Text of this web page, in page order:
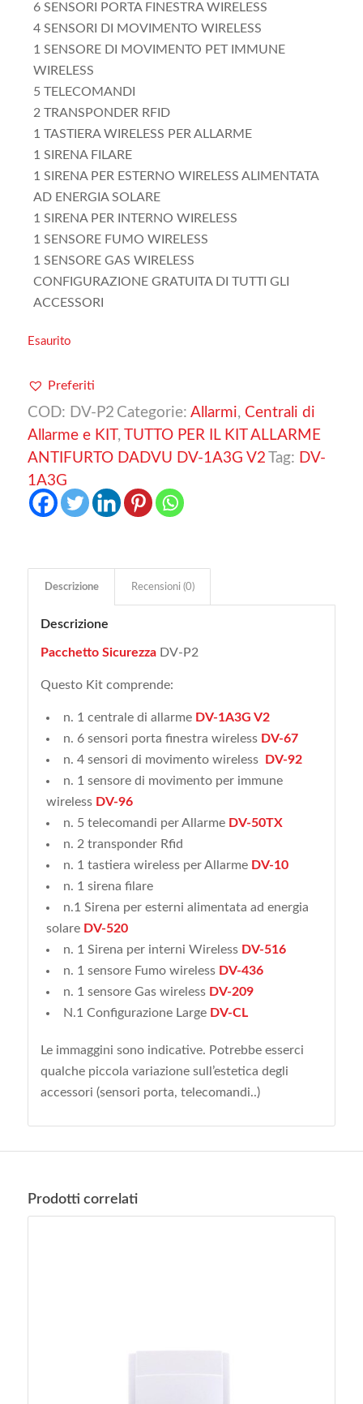
6 SENSORI PORTA FINESTRA WIRELESS
4 SENSORI DI MOVIMENTO WIRELESS
1 SENSORE DI MOVIMENTO PET IMMUNE
WIRELESS
5 TELECOMANDI
2 TRANSPONDER RFID
1 TASTIERA WIRELESS PER ALLARME
1 SIRENA FILARE
1 SIRENA PER ESTERNO WIRELESS ALIMENTATA
AD ENERGIA SOLARE
1 SIRENA PER INTERNO WIRELESS
1 SENSORE FUMO WIRELESS
1 SENSORE GAS WIRELESS
CONFIGURAZIONE GRATUITA DI TUTTI GLI
ACCESSORI
Esaurito
Preferiti
COD: DV-P2 Categorie: Allarmi, Centrali di
Allarme e KIT, TUTTO PER IL KIT ALLARME
ANTIFURTO DADVU DV-1A3G V2 Tag: DV-
1A3G
Descrizione Recensioni (0)
Descrizione
Pacchetto SicurezzaDV-P2
Questo Kit comprende:
n. 1 centrale di allarme DV-1A3G V2
n. 6 sensori porta finestra wireless DV-67
n. 4 sensori di movimento wireless
DV-92
n. 1 sensore di movimento per immune
wireless DV-96
n. 5 telecomandi per Allarme DV-50TX
n. 2 transponder Rfid
n. 1 tastiera wireless per Allarme DV-10
n. 1 sirena filare
n.1 Sirena per esterni alimentata ad energia
solare DV-520
n. 1 Sirena per interni Wireless DV-516
n. 1 sensore Fumo wireless DV-436
n. 1 sensore Gas wireless DV-209
N.1 Configurazione Large DV-CL
Le immaggini sono indicative. Potrebbe esserci
qualche piccola variazione sull’estetica degli
accessori (sensori porta, telecomandi..)
Prodotti correlati